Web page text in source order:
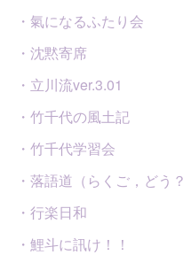
・氣になるふたり会
・沈黙寄席
・立川流ver.3.01
・竹千代の風土記
・竹千代学習会
・落語道（らくご，どう？
・行楽日和
・鯉斗に訊け！！